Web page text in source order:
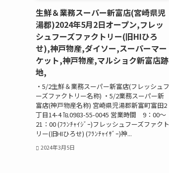
生鮮＆業務スーパー新富店(宮崎県児
湯郡)2024年5月2日オープン,フレッ
シュフーズファクトリー(旧HIひろ
せ),神戸物産,ダイソー,スーパーマー
ケット,神戸物産,マルショク新富店跡
地,
・5/2生鮮＆業務スーパー新富店(フレッシュフ
ーズファクトリー名称) ・5/2業務スーパー新
富店(神戸物産名称) 宮崎県児湯郡新富町富田2
丁目14-4 ℡0983-55-0045 営業時間 9：00～
21：00 (ﾌﾗﾝﾁｬｲｼﾞｰ)フレッシュフーズファクト
リー(旧HIひろせ) (ﾌﾗﾝﾁｬｲｻﾞｰ)神...
2024年3月5日